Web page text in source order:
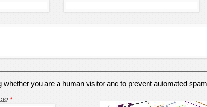
whether you are a human visitor and to prevent automated spam
*